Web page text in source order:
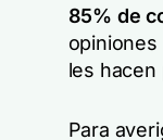
85% de
les
Para